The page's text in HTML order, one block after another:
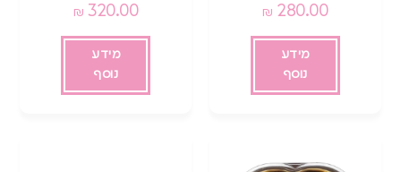
280.00
₪
מידע
נוסף
320.00
₪
מידע
נוסף